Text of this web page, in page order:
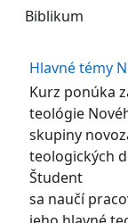
Biblikum
Hlavné témy
Kurz ponúka
teológie
skupiny
teologických
Študent
sa naučí